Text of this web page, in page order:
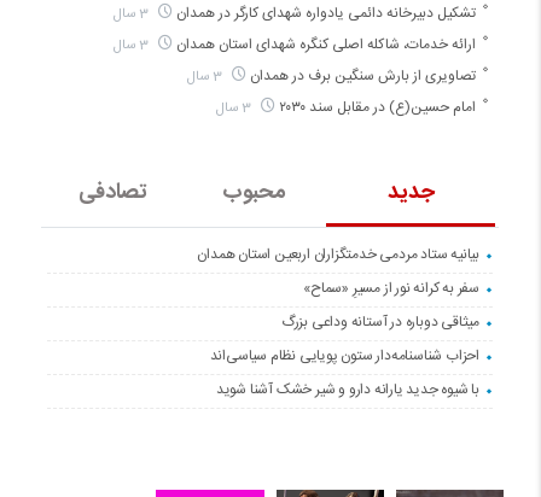
جدید محبوب تصادفی
بیانیه ستاد مردمی خدمتگزاران اربعین استان همدان
سفر به کرانه‌ نور از مسیرِ «سماح»
میثاقی دوباره در آستانه‌ وداعی بزرگ
احزاب شناسنامه‌دار ستون پویایی نظام سیاسی‌اند
با شیوه جدید یارانه دارو و شیر خشک آشنا شوید
تشکیل دبیرخانه دائمی یادواره شهدای کارگر در همدان 3 سال
ارائه خدمات، شاکله اصلی کنگره شهدای استان همدان 3 سال
تصاویری از بارش سنگین برف در همدان 3 سال
امام حسین(ع) در مقابل سند ۲۰۳۰ 3 سال